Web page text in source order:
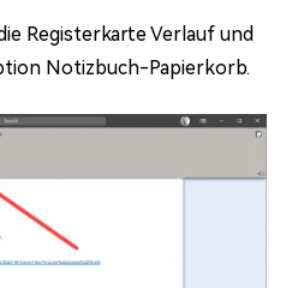
Registerkarte Verlauf und
Notizbuch-Papierkorb.